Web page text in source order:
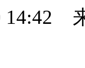
14:42